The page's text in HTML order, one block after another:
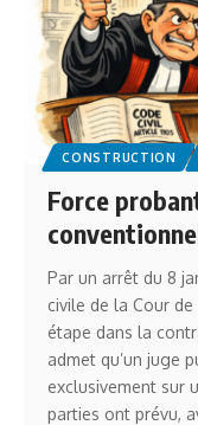
CONSTRUCTION
Force
Par un arrêt du 8
civile de la Cour
étape dans la
admet qu’un juge
exclusivement sur
parties ont prévu,